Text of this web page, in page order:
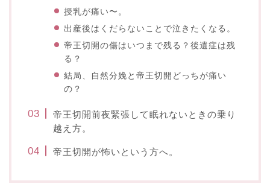
授乳が痛い〜。
出産後はくだらないことで泣きたくなる。
帝王切開の傷はいつまで残る？後遺症は残
る？
結局、自然分娩と帝王切開どっちが痛い
の？
帝王切開前夜緊張して眠れないときの乗り
越え方。
帝王切開が怖いという方へ。